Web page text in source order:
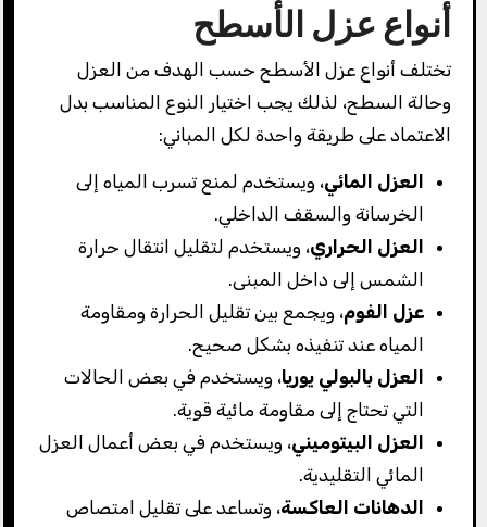
أنواع عزل الأسطح
تختلف أنواع عزل الأسطح حسب الهدف من العزل
وحالة السطح، لذلك يجب اختيار النوع المناسب بدل
الاعتماد على طريقة واحدة لكل المباني:
العزل المائي، ويستخدم لمنع تسرب المياه إلى
الخرسانة والسقف الداخلي.
العزل الحراري، ويستخدم لتقليل انتقال حرارة
الشمس إلى داخل المبنى.
عزل الفوم، ويجمع بين تقليل الحرارة ومقاومة
المياه عند تنفيذه بشكل صحيح.
العزل بالبولي يوريا، ويستخدم في بعض الحالات
التي تحتاج إلى مقاومة مائية قوية.
العزل البيتوميني، ويستخدم في بعض أعمال العزل
المائي التقليدية.
الدهانات العاكسة، وتساعد على تقليل امتصاص